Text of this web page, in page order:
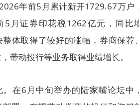
年前5月累计新开1729.67万户
5月证券印花税1262亿元，同比
体取得了较好的涨幅，券商保荐
带动投行等业务取得业绩增长。
在6月中旬举办的陆家嘴论坛中